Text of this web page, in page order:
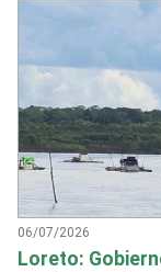
06/07/2026
Loreto: